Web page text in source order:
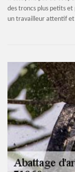
des troncs plus petits
un travailleur attentif